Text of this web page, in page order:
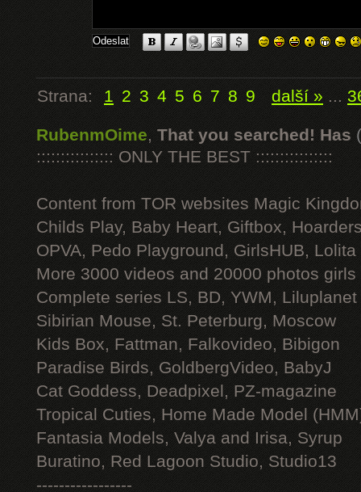
Strana: 1 2 3 4 5 6 7 8 9 další » ...
RubenmOime, That you searched! Has
:::::::::::::::: ONLY THE BEST ::::::::::::::::
Content from TOR websites Magic
Childs Play, Baby Heart, Giftbox,
OPVA, Pedo Playground, GirlsHUB, Lolita
More 3000 videos and 20000 photos
Complete series LS, BD, YWM, Liluplanet
Sibirian Mouse, St. Peterburg, Moscow
Kids Box, Fattman, Falkovideo, Bibigon
Paradise Birds, GoldbergVideo, BabyJ
Cat Goddess, Deadpixel, PZ-magazine
Tropical Cuties, Home Made Model
Fantasia Models, Valya and Irisa, Syrup
Buratino, Red Lagoon Studio, Studio13
-----------------